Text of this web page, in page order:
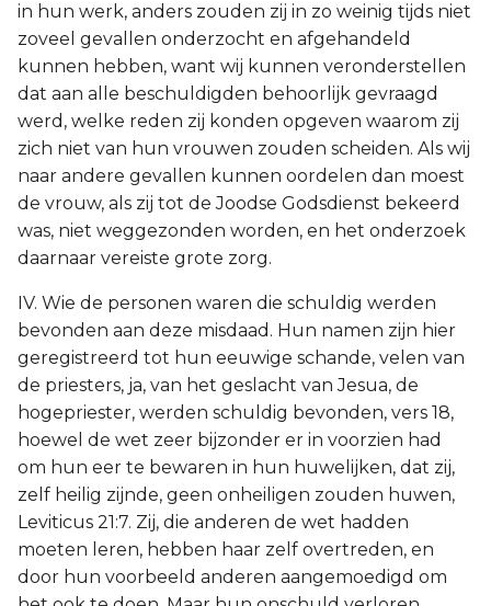
in hun werk, anders zouden zij in zo weinig tijds niet
zoveel gevallen onderzocht en afgehandeld
kunnen hebben, want wij kunnen veronderstellen
dat aan alle beschuldigden behoorlijk gevraagd
werd, welke reden zij konden opgeven waarom zij
zich niet van hun vrouwen zouden scheiden. Als wij
naar andere gevallen kunnen oordelen dan moest
de vrouw, als zij tot de Joodse Godsdienst bekeerd
was, niet weggezonden worden, en het onderzoek
daarnaar vereiste grote zorg.
IV. Wie de personen waren die schuldig werden
bevonden aan deze misdaad. Hun namen zijn hier
geregistreerd tot hun eeuwige schande, velen van
de priesters, ja, van het geslacht van Jesua, de
hogepriester, werden schuldig bevonden, vers 18,
hoewel de wet zeer bijzonder er in voorzien had
om hun eer te bewaren in hun huwelijken, dat zij,
zelf heilig zijnde, geen onheiligen zouden huwen,
Leviticus 21:7. Zij, die anderen de wet hadden
moeten leren, hebben haar zelf overtreden, en
door hun voorbeeld anderen aangemoedigd om